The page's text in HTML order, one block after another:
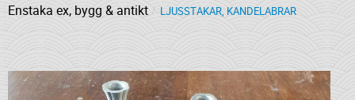
Enstaka ex, bygg & antikt LJUSSTAKAR, KANDELABRAR